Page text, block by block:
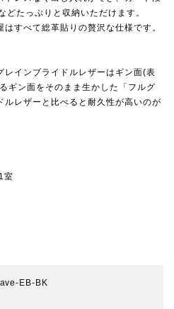
たっぷりと収納いただけます。
すべて総革貼りの贅沢な仕様です。
レインブライドルレザーはギン面(表
ギン面をそのまま生かした「フルグ
ルレザーと比べると耐久性が高いのが
室
EB-BK